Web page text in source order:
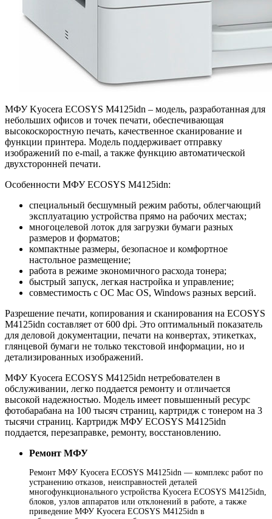
МФУ Kyocera ECOSYS M4125idn – модель, разработанная для
небольших офисов и точек печати, обеспечивающая
высокоскоростную печать, качественное сканирование и
функции принтера. Модель поддерживает отправку
изображений по e-mail, а также функцию автоматической
двухсторонней печати.
Особенности МФУ ECOSYS M4125idn:
специальный бесшумный режим работы, облегчающий
эксплуатацию устройства прямо на рабочих местах;
многоцелевой лоток для загрузки бумаги разных
размеров и форматов;
компактные размеры, безопасное и комфортное
настольное размещение;
работа в режиме экономичного расхода тонера;
быстрый запуск, легкая настройка и управление;
совместимость с ОС Mac OS, Windows разных версий.
Разрешение печати, копирования и сканирования на ECOSYS
M4125idn составляет от 600 dpi. Это оптимальный показатель
для деловой документации, печати на конвертах, этикетках,
глянцевой бумаги не только текстовой информации, но и
детализированных изображений.
МФУ Kyocera ECOSYS M4125idn нетребователен в
обслуживании, легко поддается ремонту и отличается
высокой надежностью. Модель имеет повышенный ресурс
фотобарабана на 100 тысяч страниц, картридж с тонером на 3
тысячи страниц. Картридж МФУ ECOSYS M4125idn
поддается, перезаправке, ремонту, восстановлению.
Ремонт МФУ
Ремонт МФУ Kyocera ECOSYS M4125idn — комплекс работ по
устранению отказов, неисправностей деталей
многофункционального устройства Kyocera ECOSYS M4125idn,
блоков, узлов аппаратов или отклонений в работе, а также
приведение МФУ Kyocera ECOSYS M4125idn в